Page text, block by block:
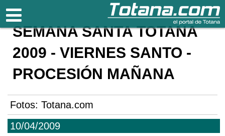
Totana.com
10/04/2009
SEMANA SANTA TOTANA
2009 - VIERNES SANTO -
PROCESIÓN MAÑANA
Fotos: Totana.com